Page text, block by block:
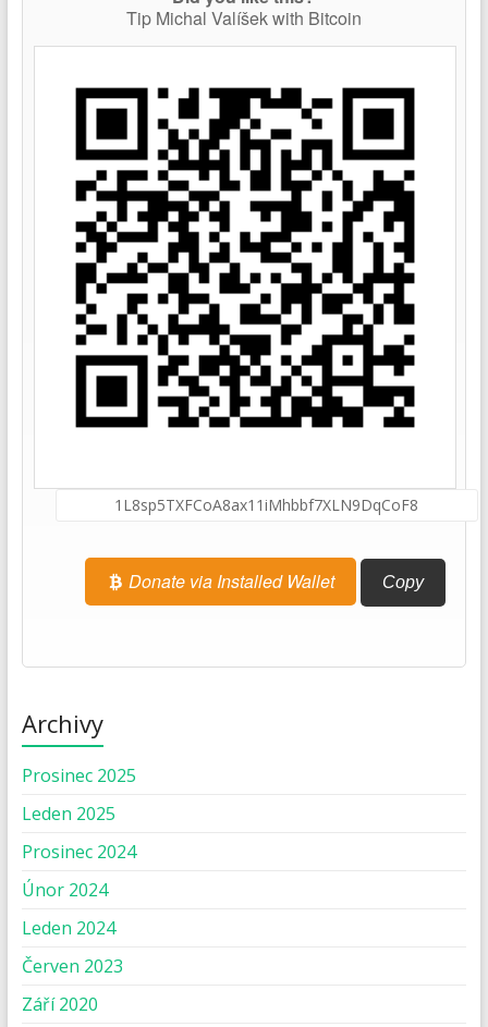
Tip Michal Valíšek with Bitcoin
Donate via Installed Wallet Copy
Archivy
Prosinec 2025
Leden 2025
Prosinec 2024
Únor 2024
Leden 2024
Červen 2023
Září 2020